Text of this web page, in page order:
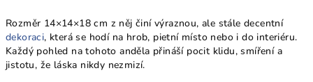
Rozměr 14×14×18 cm z něj činí výraznou, ale stále decentní
dekoraci, která se hodí na hrob, pietní místo nebo i do interiéru.
Každý pohled na tohoto anděla přináší pocit klidu, smíření a
jistotu, že láska nikdy nezmizí.